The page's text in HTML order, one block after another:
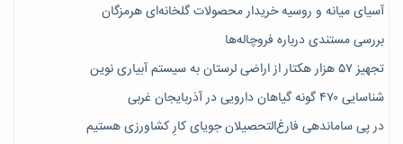
آسیای میانه و روسیه خریدار محصولات گلخانه‌ای هرمزگان
بررسی مستندی درباره فروچاله‌ها
تجهیز ۵۷ هزار هکتار از اراضی لرستان به سیستم آبیاری نوین
شناسایی ۴۷٠ گونه گیاهان دارویی در آذربایجان غربی
در پی ساماندهی فارغ‌التحصیلان جویای کارِ کشاورزی هستیم